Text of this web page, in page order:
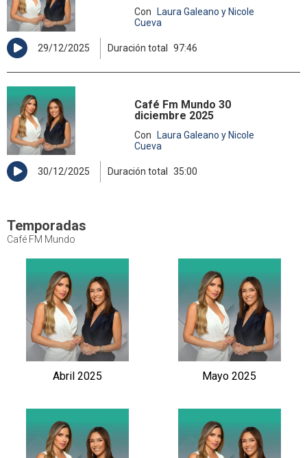
Con
Laura Galeano y Nicole
Cueva
29/12/2025 Duración total 97:46
Café Fm Mundo 30
diciembre 2025
Con
Laura Galeano y Nicole
Cueva
30/12/2025 Duración total 35:00
Temporadas
Café FM Mundo
Abril 2025 Mayo 2025